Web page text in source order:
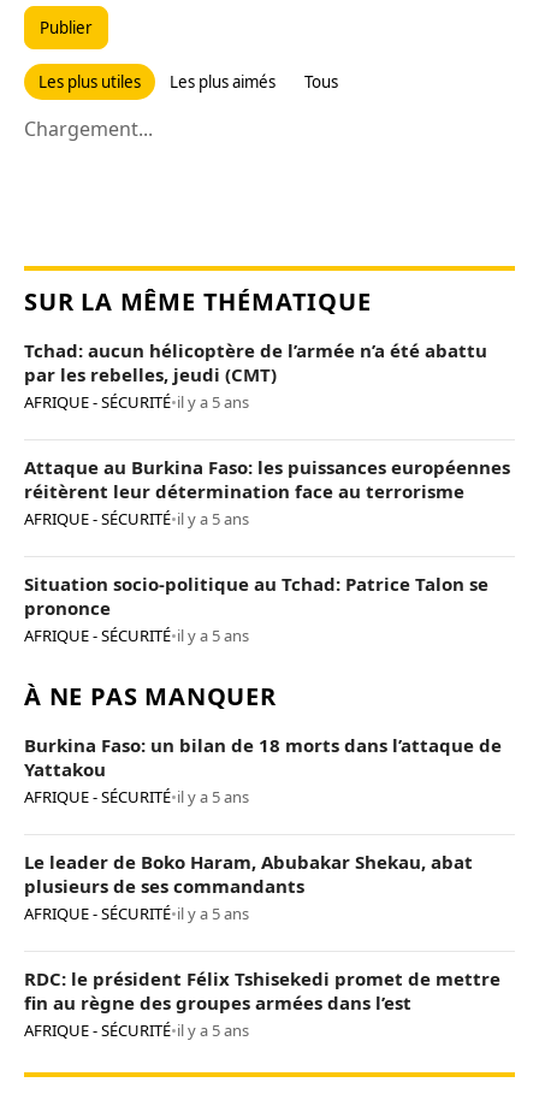
Publier
Les plus utiles Les plus aimés Tous
Chargement...
SUR LA MÊME THÉMATIQUE
Tchad: aucun hélicoptère de l’armée n’a été abattu
par les rebelles, jeudi (CMT)
AFRIQUE - SÉCURITÉ•il y a 5 ans
Attaque au Burkina Faso: les puissances européennes
réitèrent leur détermination face au terrorisme
AFRIQUE - SÉCURITÉ•il y a 5 ans
Situation socio-politique au Tchad: Patrice Talon se
prononce
AFRIQUE - SÉCURITÉ•il y a 5 ans
À NE PAS MANQUER
Burkina Faso: un bilan de 18 morts dans l’attaque de
Yattakou
AFRIQUE - SÉCURITÉ•il y a 5 ans
Le leader de Boko Haram, Abubakar Shekau, abat
plusieurs de ses commandants
AFRIQUE - SÉCURITÉ•il y a 5 ans
RDC: le président Félix Tshisekedi promet de mettre
fin au règne des groupes armées dans l’est
AFRIQUE - SÉCURITÉ•il y a 5 ans